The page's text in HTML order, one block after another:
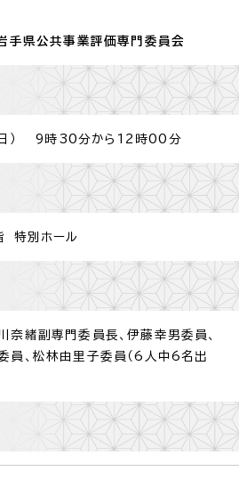
手県公共事業評価専門委員会
） 9時30分から12時00分
特別ホール
奈緒副専門委員長、伊藤幸男委員、
員、松林由里子委員（6人中6名出